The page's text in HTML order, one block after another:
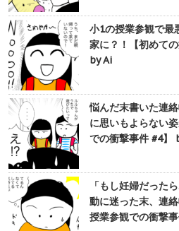
小1の授業参観で最
家に？！【初めて
by Ai
悩んだ末書いた連
に思いもよらない
での衝撃事件 #4】
「もし妊婦だった
動に迷った末、連
授業参観での衝撃